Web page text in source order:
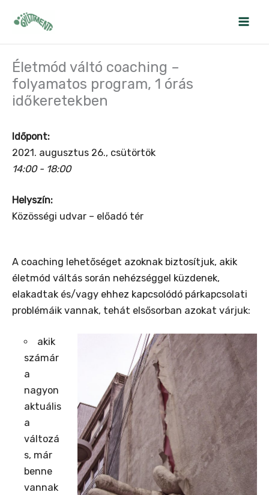
Életmód váltó coaching –
folyamatos program, 1 órás
időkeretekben
Időpont:
2021. augusztus 26., csütörtök
14:00 - 18:00
Helyszín:
Közösségi udvar – előadó tér
A coaching lehetőséget azoknak biztosítjuk, akik
életmód váltás során nehézséggel küzdenek,
elakadtak és/vagy ehhez kapcsolódó párkapcsolati
problémáik vannak, tehát elsősorban azokat várjuk:
akik
számár
a
nagyon
aktuális
a
változá
s, már
benne
vannak